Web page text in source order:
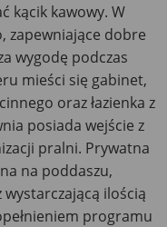
kącik kawowy. W
zapewniające dobre
wygodę podczas
mieści się gabinet,
oraz łazienka z
posiada wejście z
pralni. Prywatna
na poddaszu,
ilością
programu